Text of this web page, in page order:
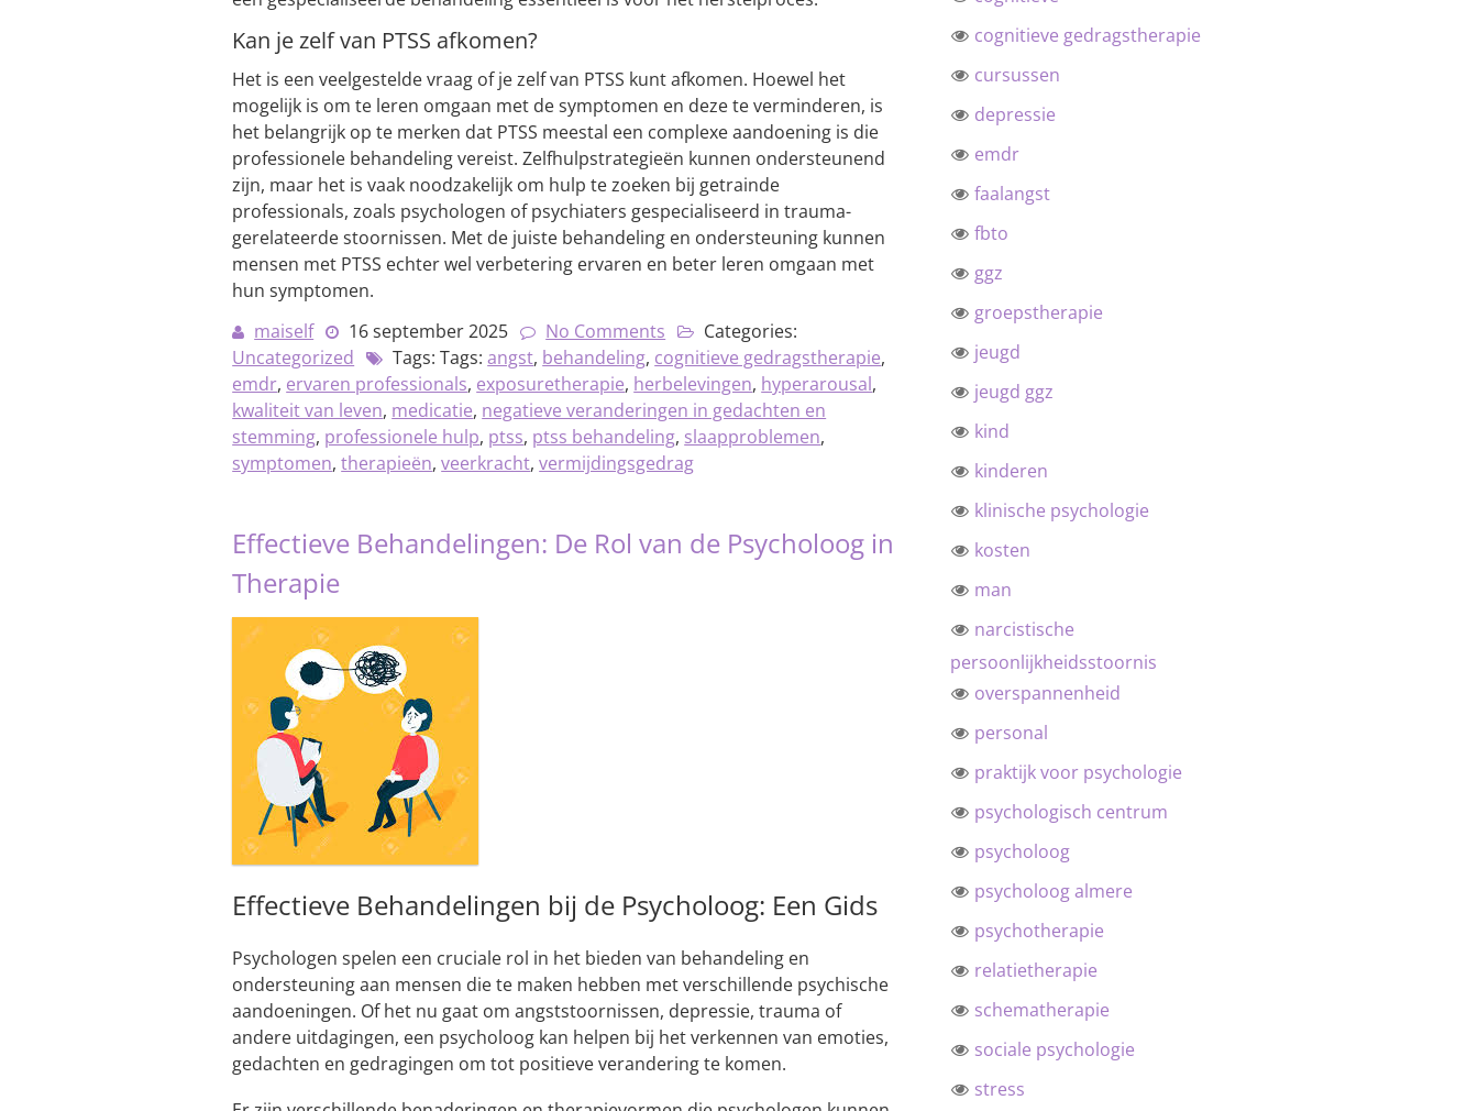
Kan je zelf van PTSS afkomen?
Het is een veelgestelde vraag of je zelf van PTSS kunt afkomen. Hoewel het
mogelijk is om te leren omgaan met de symptomen en deze te verminderen, is
het belangrijk op te merken dat PTSS meestal een complexe aandoening is die
professionele behandeling vereist. Zelfhulpstrategieën kunnen ondersteunend
zijn, maar het is vaak noodzakelijk om hulp te zoeken bij getrainde
professionals, zoals psychologen of psychiaters gespecialiseerd in trauma-
gerelateerde stoornissen. Met de juiste behandeling en ondersteuning kunnen
mensen met PTSS echter wel verbetering ervaren en beter leren omgaan met
hun symptomen.
maiself
16 september 2025 No Comments
Categories:
Uncategorized
Tags: Tags:angst, behandeling, cognitieve gedragstherapie,
emdr, ervaren professionals, exposuretherapie, herbelevingen, hyperarousal,
kwaliteit van leven, medicatie, negatieve veranderingen in gedachten en
stemming, professionele hulp, ptss, ptss behandeling, slaapproblemen,
symptomen,therapieën,veerkracht,vermijdingsgedrag
Effectieve Behandelingen: De Rol van de Psycholoog in
Therapie
Effectieve Behandelingen bij de Psycholoog: Een Gids
Psychologen spelen een cruciale rol in het bieden van behandeling en
ondersteuning aan mensen die te maken hebben met verschillende psychische
aandoeningen. Of het nu gaat om angststoornissen, depressie, trauma of
andere uitdagingen, een psycholoog kan helpen bij het verkennen van emoties,
gedachten en gedragingen om tot positieve verandering te komen.
cognitieve gedragstherapie
cursussen
depressie
emdr
faalangst
fbto
ggz
groepstherapie
jeugd
jeugd ggz
kind
kinderen
klinische psychologie
kosten
man
narcistische
persoonlijkheidsstoornis
overspannenheid
personal
praktijk voor psychologie
psychologisch centrum
psycholoog
psycholoog almere
psychotherapie
relatietherapie
schematherapie
sociale psychologie
stress